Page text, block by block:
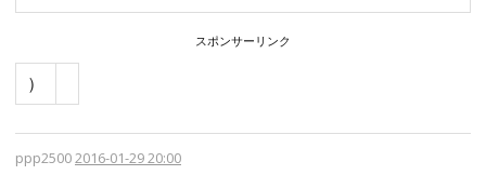
スポンサーリンク
）
ppp25002016-01-29 20:00